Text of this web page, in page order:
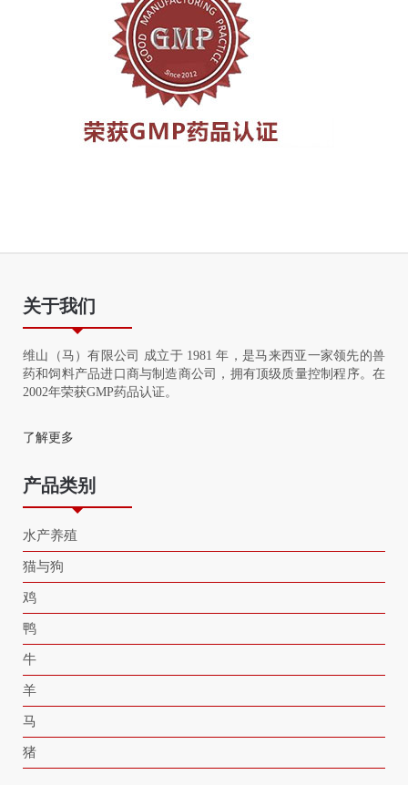
关于我们
维山（马）有限公司 成立于 1981 年，是马来西亚一家领先的兽
药和饲料产品进口商与制造商公司，拥有顶级质量控制程序。在
2002年荣获GMP药品认证。
了解更多
产品类别
水产养殖
猫与狗
鸡
鸭
牛
羊
马
猪